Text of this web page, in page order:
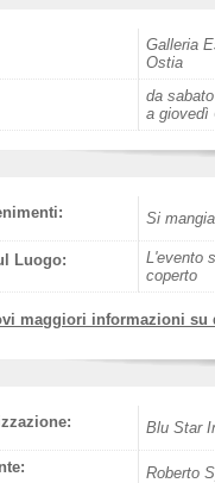
Galleria
Ostia
da
a giovedì
Si mangia
Luogo:
L'evento
coperto
maggiori informazioni su
Blu Star
Roberto